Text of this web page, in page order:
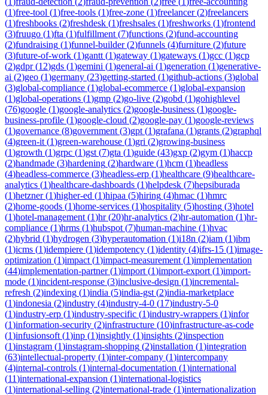
(1)free-tool (1)free-tools (1)free-zone (1)freelancer(2)freelancers
(1)freshbooks (2)freshdesk (1)freshsales (1)freshworks (1)frontend
(3)fruugo (1)fta (1)fulfillment (7)functions (2)fund-accounting
(2)fundraising (1)funnel-builder(2)funnels (4)furniture (2)future
(3)future-of-work (1)gantt (1)gateway (1)gateways (1)gcc (1)gcp
(2)gdpr(12)gds (1)gemini (1)general-ai (1)generation (1)generative-
ai (2)geo (1)germany (23)getting-started (1)github-actions (3)global
(3)global-compliance (1)global-ecommerce (1)global-expansion
(1)global-operations (1)gmp (2)go-live (2)gobd (1)gohighlevel
(76)google (1)google-analytics (2)google-business (1)google-
business-profile (1)google-cloud (2)google-pay (1)google-reviews
(1)governance (8)government (3)gpt (1)grafana (1)grants (2)graphql
(4)green-it (1)green-warehouse (1)gri (2)growing-business
(1)growth (1)grpc (1)gst (7)gta (1)guide (43)gxp (2)gym (1)haccp
(2)handmade (3)hardening (2)hardware (1)hcm (1)headless
(4)headless-commerce (3)headless-erp (1)healthcare (9)healthcare-
analytics (1)healthcare-dashboards (1)helpdesk (7)hepsiburada
(1)hetzner(1)higher-ed (1)hipaa (5)hiring (4)hmac (1)hmrc
(2)home-goods (1)home-services (1)hospitality (5)hosting (3)hotel
(1)hotel-management (1)hr(20)hr-analytics (2)hr-automation (1)hr-
compliance (1)hrms (1)hubspot (7)human-machine (1)hvac
(2)hybrid (1)hydrogen (3)hyperautomation (1)i18n (2)iam (1)ibm
(1)icms (1)idempiere (1)idempotency (1)identity (4)ifrs-15 (1)image-
optimization (1)impact (1)impact-measurement (1)implementation
(44)implementation-partner(1)import (1)import-export (1)import-
mode (1)incident-response (3)inclusive-design (1)incremental-
refresh (2)indexing (1)india (5)india-gst (2)india-marketplace
(1)indonesia (2)industry (4)industry-4-0 (17)industry-5-0
(1)industry-erp (1)industry-specific (1)industry-wrappers (1)infor
(1)information-security (2)infrastructure (10)infrastructure-as-code
(1)infusionsoft (1)inp (1)insightly (1)insights (2)inspection
(1)instagram (1)instagram-shopping (2)installation (1)integration
(63)intellectual-property (1)inter-company (1)intercompany
(4)internal-controls (1)internal-documentation (1)international
(11)international-expansion (1)international-logistics
(1)international-selling (2)international-trade (1)internationalization